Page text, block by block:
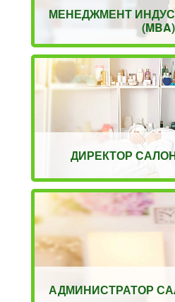
МЕНЕДЖМЕНТ
(MBA)
ДИРЕКТОР
АДМИНИСТРАТОР